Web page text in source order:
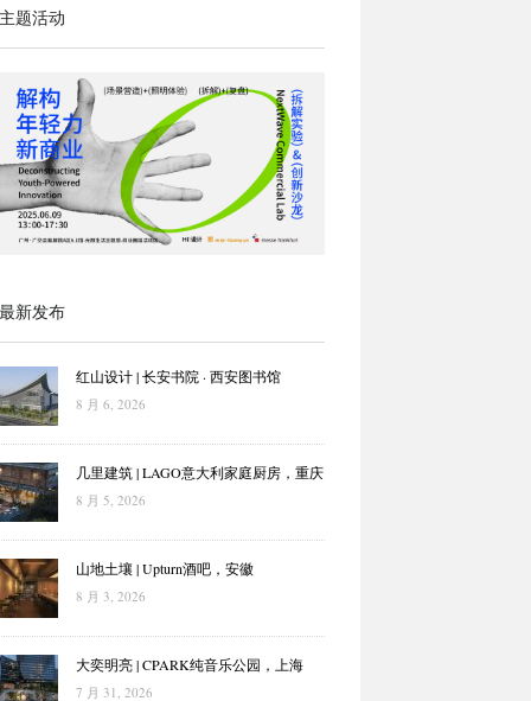
题活动
新发布
红山设计 | 长安书院 · 西安图书馆
8 月 6, 2026
几里建筑 | LAGO意大利家庭厨房，重庆
8 月 5, 2026
山地土壤 | Upturn酒吧，安徽
8 月 3, 2026
大奕明亮 | CPARK纯音乐公园，上海
7 月 31, 2026